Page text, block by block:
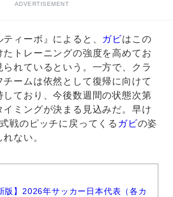
ADVERTISEMENT
ティーボ』によると、 ガビはこの
たトレーニングの強度を高めてお
られているという。一方で、クラ
チームは依然として復帰に向けて
しており、今後数週間の状態次第
イミングが決まる見込みだ。早け
戦のピッチに戻ってくる ガビの姿
ない。
版】2026年サッカー日本代表（各カ